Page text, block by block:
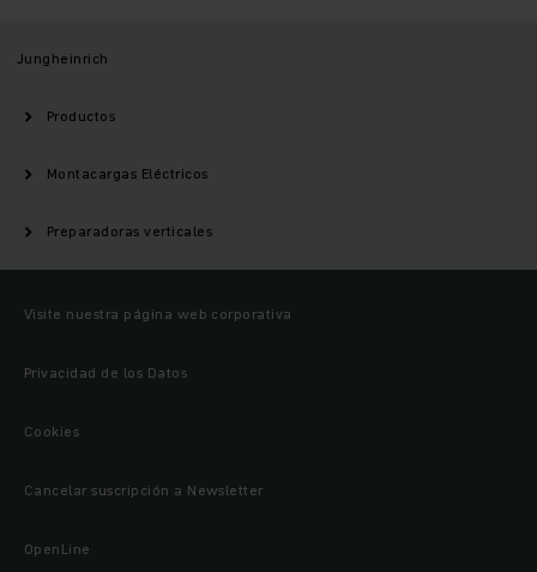
Jungheinrich
Productos
Montacargas Eléctricos
Preparadoras verticales
Visite nuestra página web corporativa
Privacidad de los Datos
Cookies
Cancelar suscripción a Newsletter
OpenLine